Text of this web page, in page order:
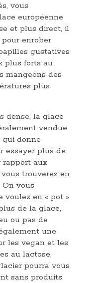
vous
européenne
et plus direct, il
enrober
gustatives
plus forts au
mangeons des
plus
dense, la glace
vendue
qui donne
essayer plus de
rapport aux
trouverez en
vous
voulez en « pot »
de la glace,
ou pas de
une
les vegan et les
au lactose,
pourra vous
sans produits